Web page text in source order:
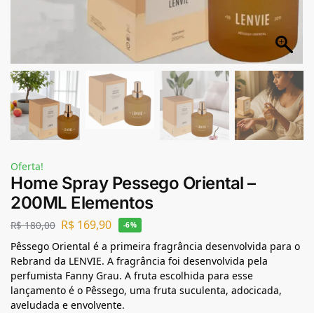
Oferta!
Home Spray Pessego Oriental –
200ML Elementos
R$180,00 R$ 169,90 -6%
Pêssego Oriental é a primeira fragrância desenvolvida para o
Rebrand da LENVIE. A fragrância foi desenvolvida pela
perfumista Fanny Grau. A fruta escolhida para esse
lançamento é o Pêssego, uma fruta suculenta, adocicada,
aveludada e envolvente.